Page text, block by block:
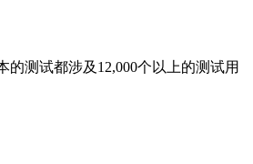
测试都涉及12,000个以上的测试用